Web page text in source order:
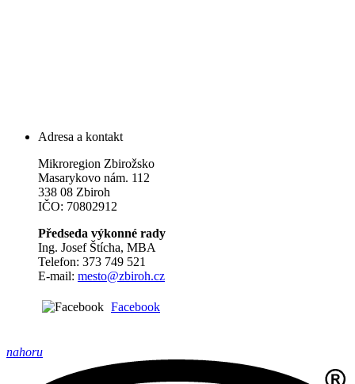
Adresa a kontakt
Mikroregion Zbirožsko
Masarykovo nám. 112
338 08 Zbiroh
IČO: 70802912
Předseda výkonné rady
Ing. Josef Štícha, MBA
Telefon: 373 749 521
E-mail: mesto@zbiroh.cz
Facebook
nahoru